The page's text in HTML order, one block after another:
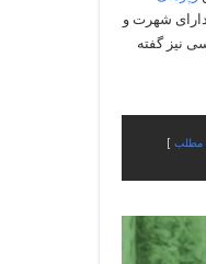
شهرت و
نیز گفته
مطلب